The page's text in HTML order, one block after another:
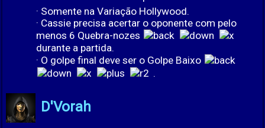
· Somente na Variação Hollywood.
· Cassie precisa acertar o oponente com pelo
menos 6 Quebra-nozes
durante a partida.
· O golpe final deve ser o Golpe Baixo
.
D'Vorah